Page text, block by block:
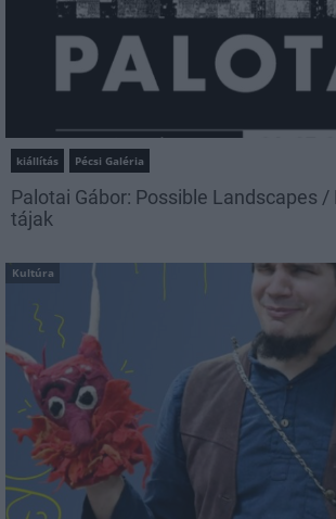
kiállítás Pécsi Galéria
Palotai Gábor: Possible Landscapes
tájak
Kultúra